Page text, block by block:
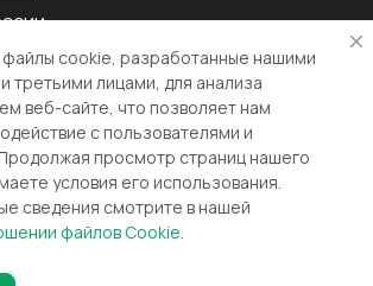
Оферта
gianit.ru
cookie, разработанные нашими
третьими лицами, для анализа
веб-сайте, что позволяет нам
с пользователями и
просмотр страниц нашего
условия его использования.
сведения смотрите в нашей
файлов Cookie.